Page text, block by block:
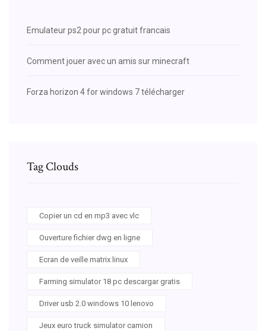
Emulateur ps2 pour pc gratuit francais
Comment jouer avec un amis sur minecraft
Forza horizon 4 for windows 7 télécharger
Tag Clouds
Copier un cd en mp3 avec vlc
Ouverture fichier dwg en ligne
Ecran de veille matrix linux
Farming simulator 18 pc descargar gratis
Driver usb 2.0 windows 10 lenovo
Jeux euro truck simulator camion